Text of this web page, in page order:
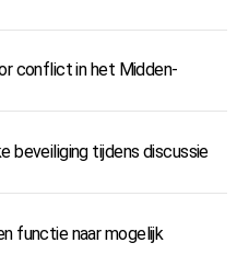
conflict in het Midden-
beveiliging tijdens discussie
functie naar mogelijk